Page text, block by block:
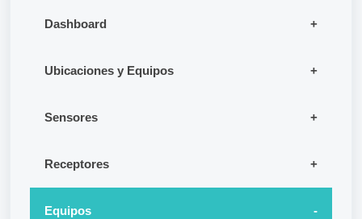
Dashboard
Ubicaciones y Equipos
Sensores
Receptores
Equipos